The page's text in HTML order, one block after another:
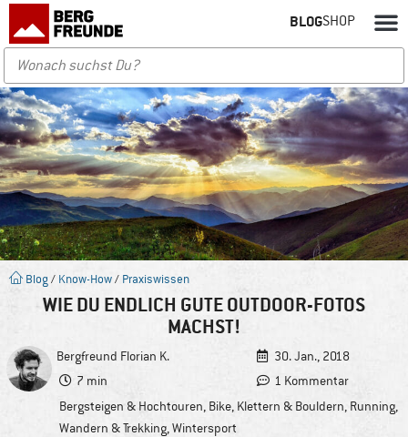
BLOGSHOP
Blog / Know-How/ Praxiswissen
WIE DU ENDLICH GUTE OUTDOOR-FOTOS
MACHST!
Bergfreund Florian K.
30. Jan., 2018
7 min
1 Kommentar
Bergsteigen & Hochtouren, Bike, Klettern & Bouldern, Running,
Wandern & Trekking,Wintersport